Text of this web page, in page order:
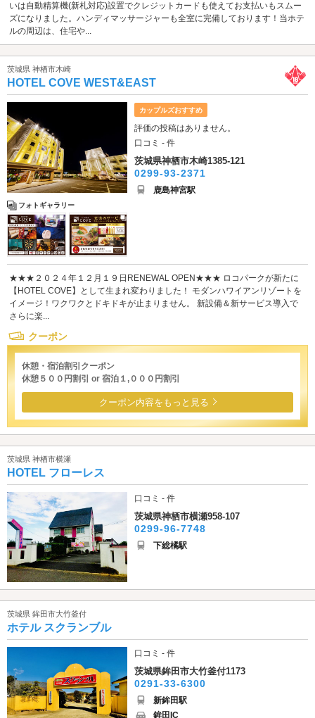
いは自動精算機(新札対応)設置でクレジットカードも使えてお支払いもスムー
ズになりました。ハンディマッサージャーも全室に完備しております！当ホテ
ルの周辺は、住宅や...
茨城県 神栖市木崎
HOTEL COVE WEST&EAST
フォトギャラリー
カップルズおすすめ
評価の投稿はありません。
口コミ - 件
茨城県神栖市木崎1385-121
0299-93-2371
鹿島神宮駅
★★★２０２４年１２月１９日RENEWAL OPEN★★★ ロコパークが新たに
【HOTEL COVE】として生まれ変わりました！ モダンハワイアンリゾートを
イメージ！ワクワクとドキドキが止まりません。 新設備＆新サービス導入で
さらに楽...
クーポン
休憩・宿泊割引クーポン
休憩５００円割引 or 宿泊１,０００円割引
クーポン内容をもっと見る
茨城県 神栖市横瀬
HOTEL フローレス
口コミ - 件
茨城県神栖市横瀬958-107
0299-96-7748
下総橘駅
茨城県 鉾田市大竹釜付
ホテル スクランブル
口コミ - 件
茨城県鉾田市大竹釜付1173
0291-33-6300
新鉾田駅
鉾田IC